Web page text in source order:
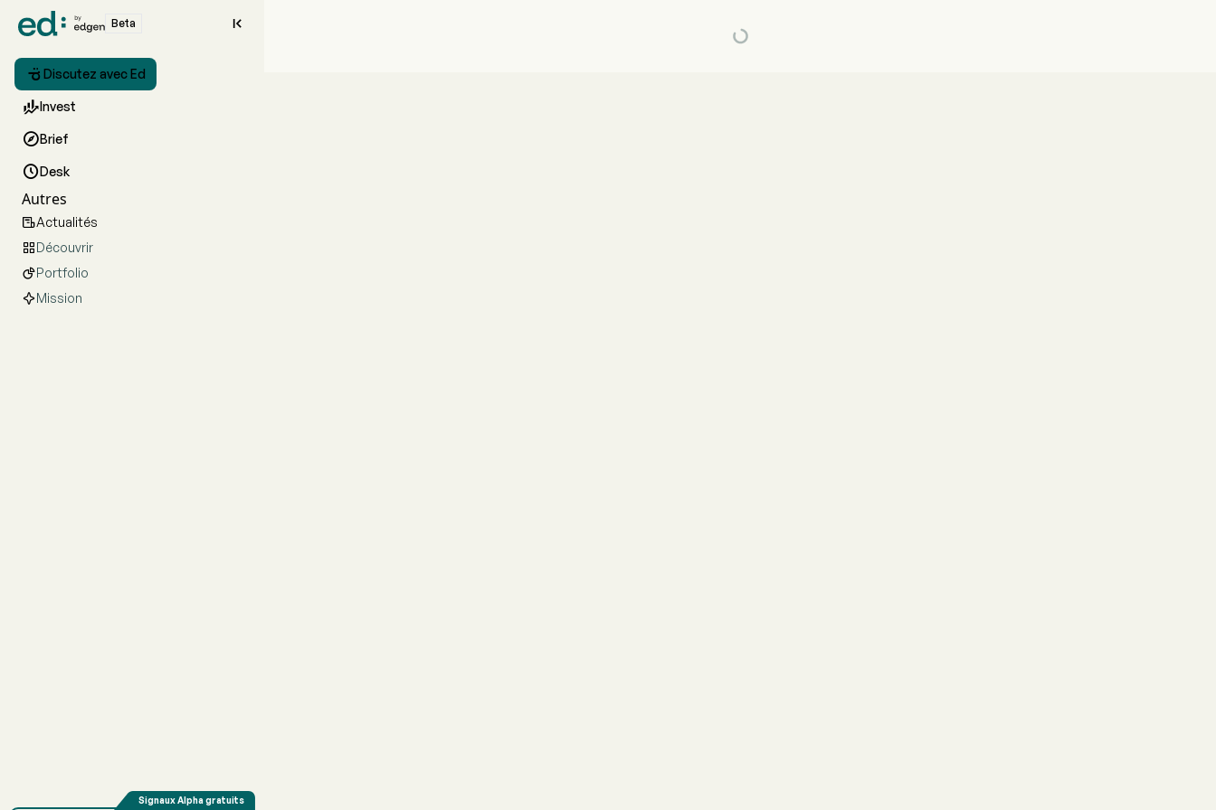
Beta 
 Discutez avec Ed
Invest
Brief
Desk
Autres
Actualités
Découvrir
Portfolio
Mission